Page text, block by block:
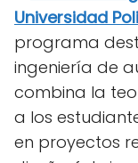
Universidad
programa
ingeniería de
combina la
a los
en proyectos